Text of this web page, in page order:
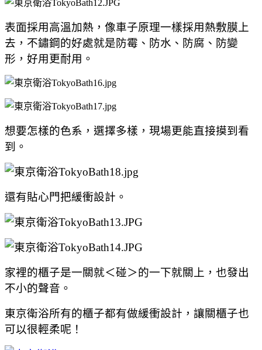
表面採用高溫加熱，像車子原理一樣採用熱敷膜上
去， 不鏽鋼的好處就是防霉、防水、防腐、防變
形，好用更耐用。
想要怎樣的色系，選擇多樣，現場更能直接摸到看
到。
還有貼心門把緩衝設計。
家裡的櫃子是一關就＜碰＞的一下就關上，也發出
不小的聲音。
東京衛浴所有的櫃子都有做緩衝設計，讓關櫃子也
可以很輕柔呢！